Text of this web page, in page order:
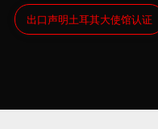
出口声明土耳其大使馆认证